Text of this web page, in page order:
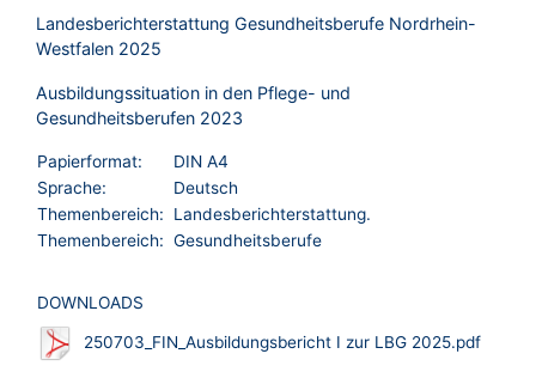
Landesberichterstattung Gesundheitsberufe Nordrhein-
Westfalen 2025
Ausbildungssituation in den Pflege- und
Gesundheitsberufen 2023
Papierformat:
DIN A4
Sprache:
Deutsch
Themenbereich:
Landesberichterstattung.
Themenbereich: Gesundheitsberufe
DOWNLOADS
250703_FIN_Ausbildungsbericht I zur LBG 2025.pdf